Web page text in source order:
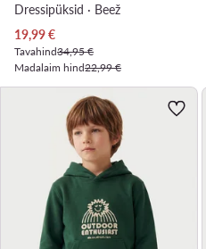
Dressipüksid · Beež
Praegune hind
19,99€
Tavahind34,95 €
Madalaim hind22,99 €